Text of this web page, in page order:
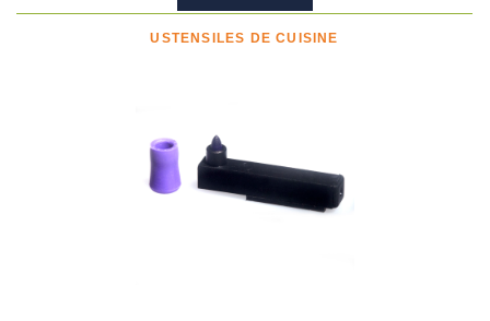
USTENSILES DE CUISINE